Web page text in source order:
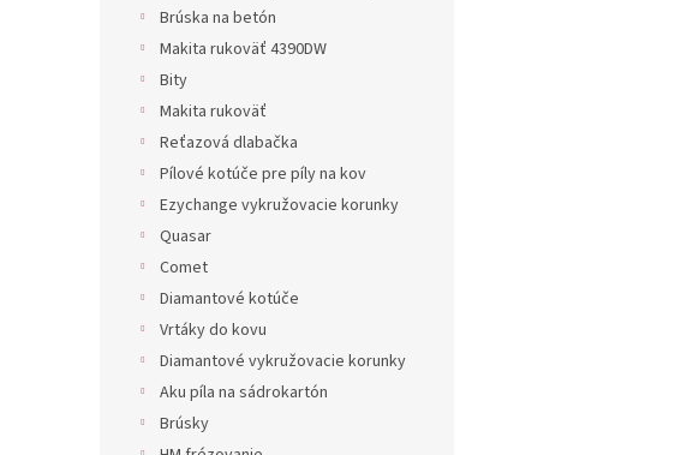
Brúska na betón
Makita rukoväť 4390DW
Bity
Makita rukoväť
Reťazová dlabačka
Pílové kotúče pre píly na kov
Ezychange vykružovacie korunky
Quasar
Comet
Diamantové kotúče
Vrtáky do kovu
Diamantové vykružovacie korunky
Aku píla na sádrokartón
Brúsky